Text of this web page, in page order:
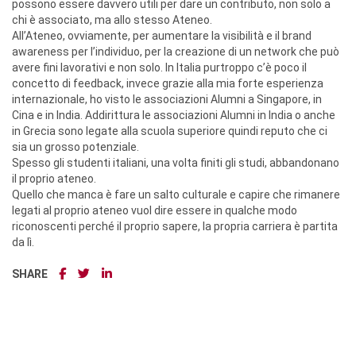
possono essere davvero utili per dare un contributo, non solo a
chi è associato, ma allo stesso Ateneo.
All’Ateneo, ovviamente, per aumentare la visibilità e il brand
awareness per l’individuo, per la creazione di un network che può
avere fini lavorativi e non solo. In Italia purtroppo c’è poco il
concetto di feedback, invece grazie alla mia forte esperienza
internazionale, ho visto le associazioni Alumni a Singapore, in
Cina e in India. Addirittura le associazioni Alumni in India o anche
in Grecia sono legate alla scuola superiore quindi reputo che ci
sia un grosso potenziale.
Spesso gli studenti italiani, una volta finiti gli studi, abbandonano
il proprio ateneo.
Quello che manca è fare un salto culturale e capire che rimanere
legati al proprio ateneo vuol dire essere in qualche modo
riconoscenti perché il proprio sapere, la propria carriera è partita
da lì.
SHARE